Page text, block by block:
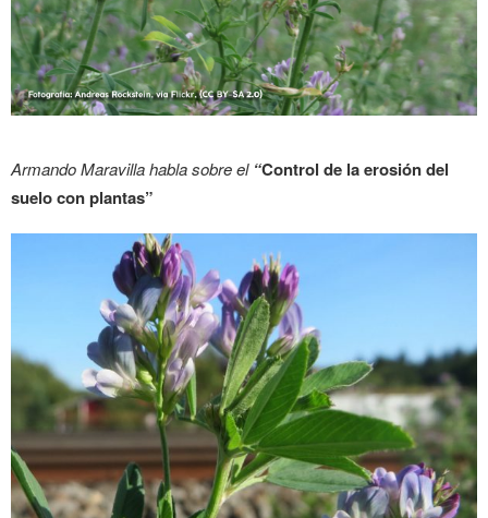
Armando Maravilla habla sobre el “Control de la erosión del
suelo con plantas”